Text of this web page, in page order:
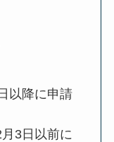
以降に申請
月3日以前に